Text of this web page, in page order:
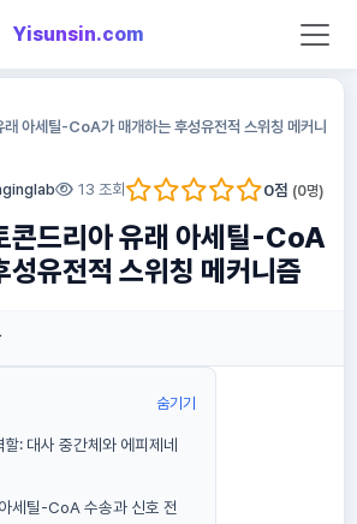
Yisunsin.com
래 아세틸-CoA가 매개하는 후성유전적 스위칭 메커니
13 조회 0점 (0명)
콘드리아 유래 아세틸-CoA
성유전적 스위칭 메커니즘
숨기기
: 대사 중간체와 에피제네
세틸-CoA 수송과 신호 전